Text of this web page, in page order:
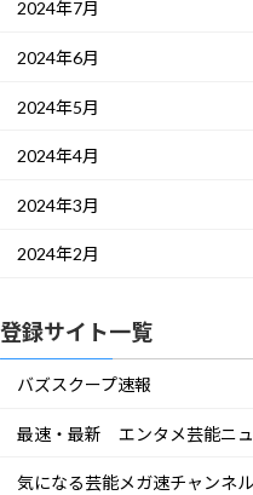
2024年7月
2024年6月
2024年5月
2024年4月
2024年3月
2024年2月
登録サイト一覧
バズスクープ速報
最速・最新 エンタメ芸能ニ
気になる芸能メガ速チャンネル